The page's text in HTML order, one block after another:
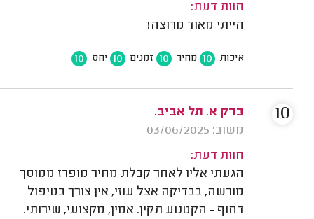
חוות דעת:
הייתי מאוד מרוצה!
איכות 10 מחיר 10 זמנים 10 יחס 10
ברק א. תל אביב.
משוב: 03/06/2025
חוות דעת:
הגעתי אליו לאחר קבלת מחיר מופרז ממוסך
מורשה, בבדיקה אצל עוזי, אין צורך בטיפול
דחוף - הקטנוע תקין. אמין, מקצועי, שירותי.
10